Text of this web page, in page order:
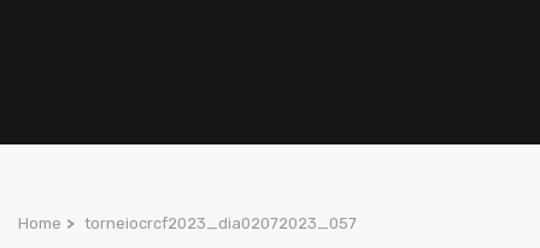
Home > torneiocrcf2023_dia02072023_057